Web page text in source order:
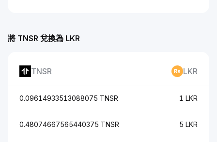
將 TNSR 兌換為 LKR
TNSR LKR
0.09614933513088075 TNSR 1 LKR
0.48074667565440375 TNSR 5 LKR